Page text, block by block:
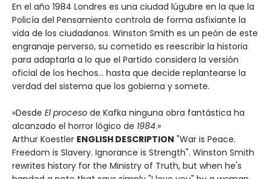
En el año 1984 Londres es una ciudad lúgubre en la que la
Policía del Pensamiento controla de forma asfixiante la
vida de los ciudadanos. Winston Smith es un peón de este
engranaje perverso, su cometido es reescribir la historia
para adaptarla a lo que el Partido considera la versión
oficial de los hechos... hasta que decide replantearse la
verdad del sistema que los gobierna y somete.
«Desde El proceso de Kafka ninguna obra fantástica ha
alcanzado el horror lógico de 1984.»
Arthur Koestler ENGLISH DESCRIPTION "War is Peace.
Freedom is Slavery. Ignorance is Strength". Winston Smith
rewrites history for the Ministry of Truth, but when he's